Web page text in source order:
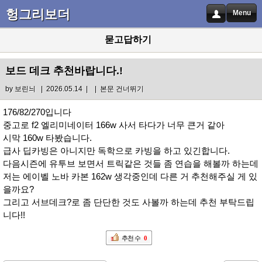
헝그리보더 Menu
묻고답하기
보드 데크 추천바랍니다.!
by 보린늬 | 2026.05.14 | | 본문 건너뛰기
176/82/270입니다
중고로 f2 엘리미네이터 166w 사서 타다가 너무 큰거 같아
시막 160w 타봤습니다.
급사 딥카빙은 아니지만 독학으로 카빙을 하고 있긴합니다.
다음시즌에 유투브 보면서 트릭같은 것들 좀 연습을 해볼까 하는데
저는 에이벨 노바 카본 162w 생각중인데 다른 거 추천해주실 게 있
을까요?
그리고 서브데크?로 좀 단단한 것도 사볼까 하는데 추천 부탁드립
니다!!
추천 수 0